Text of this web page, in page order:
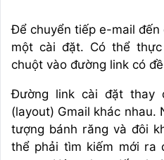
Để chuyển tiếp e-mail
một cài đặt. Có thể
chuột vào đường link có
Đường link cài đặt thay
(layout) Gmail khác nhau.
tượng bánh răng và đôi
thể phải tìm kiếm mới ra